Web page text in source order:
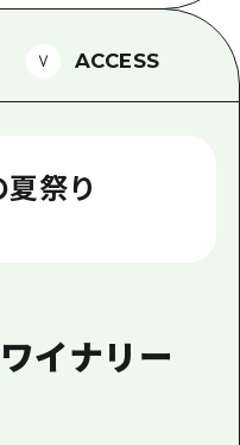
国人旅行者向け情報一
イド
ーリズム
画でご紹介！
ード
ACCESS
祭り
イナリー